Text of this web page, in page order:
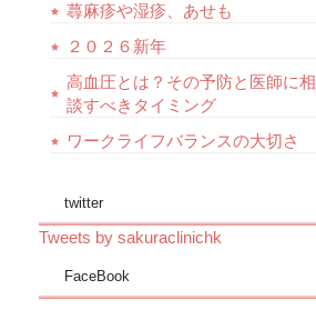
蕁麻疹や湿疹、あせも
２０２６新年
高血圧とは？その予防と医師に相
談すべきタイミング
ワークライフバランスの大切さ
twitter
Tweets by sakuraclinichk
FaceBook